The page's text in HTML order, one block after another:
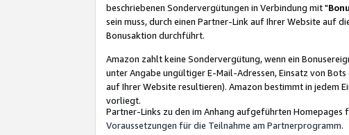
beschriebenen Sondervergütungen in Verbindung mit "
sein muss, durch einen Partner-Link auf Ihrer Website auf
Bonusaktion durchführt.
Amazon zahlt keine Sondervergütung, wenn ein
unter Angabe ungültiger E-Mail-Adressen, Einsatz von
auf Ihrer Website resultieren). Amazon bestimmt in jedem
vorliegt.
Partner-Links zu den im Anhang aufgeführten Homepages
Voraussetzungen für die Teilnahme am Partnerprogramm.